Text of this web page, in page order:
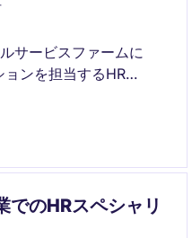
サービスファームに
ンを担当するHR
幅広い人事業務に携わ
ャリアを構築できま
でのHRスペシャリ